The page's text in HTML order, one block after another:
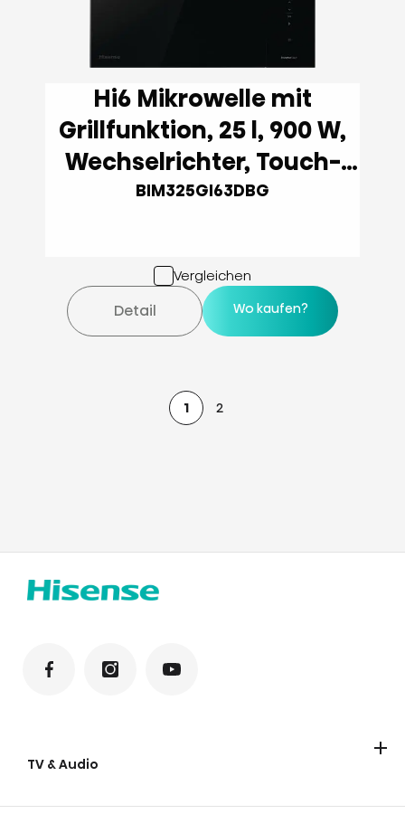
Hi6 Mikrowelle mit
Grillfunktion, 25 l, 900 W,
Wechselrichter, Touch-
Steuerung, Schwarz
BIM325GI63DBG
Vergleichen
Detail Wo kaufen?
1 2
TV & Audio